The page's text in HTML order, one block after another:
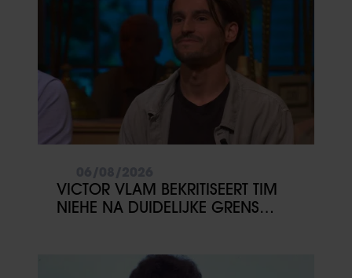
VICTOR VLAM BEKRITISEERT TIM
NIEHE NA DUIDELIJKE GRENS